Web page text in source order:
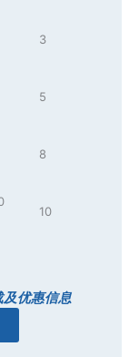
3
5
8
10
优惠信息